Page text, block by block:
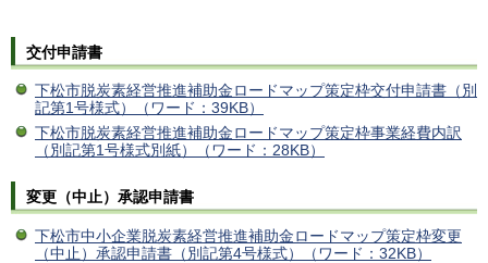
交付申請書
下松市脱炭素経営推進補助金ロードマップ策定枠交付申請書（別
記第1号様式）（ワード：39KB）
下松市脱炭素経営推進補助金ロードマップ策定枠事業経費内訳
（別記第1号様式別紙）（ワード：28KB）
変更（中止）承認申請書
下松市中小企業脱炭素経営推進補助金ロードマップ策定枠変更
（中止）承認申請書（別記第4号様式）（ワード：32KB）